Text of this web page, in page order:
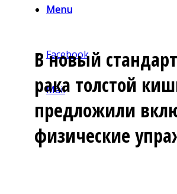
Menu
Facebook
Mail
В новый
рака толстой
предложили
физические